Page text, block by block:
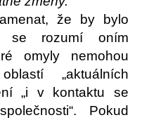
že by bylo
se rozumí oním
omyly nemohou
„aktuálních
„i v kontaktu se
Pokud